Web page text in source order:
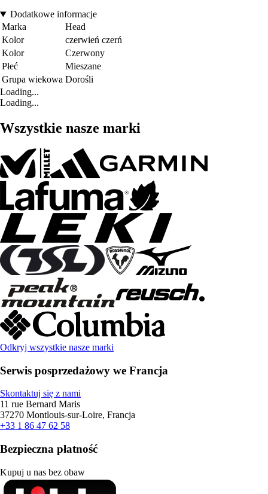
Dodatkowe informacje
Marka
Head
Kolor
czerwień czerń
Kolor
Czerwony
Płeć
Mieszane
Grupa wiekowa Dorośli
Loading...
Loading...
Wszystkie nasze marki
Odkryj wszystkie nasze marki
Serwis posprzedażowy we Francja
Skontaktuj się z nami
11 rue Bernard Maris
37270 Montlouis-sur-Loire, Francja
+33 1 86 47 62 58
Bezpieczna płatność
Kupuj u nas bez obaw